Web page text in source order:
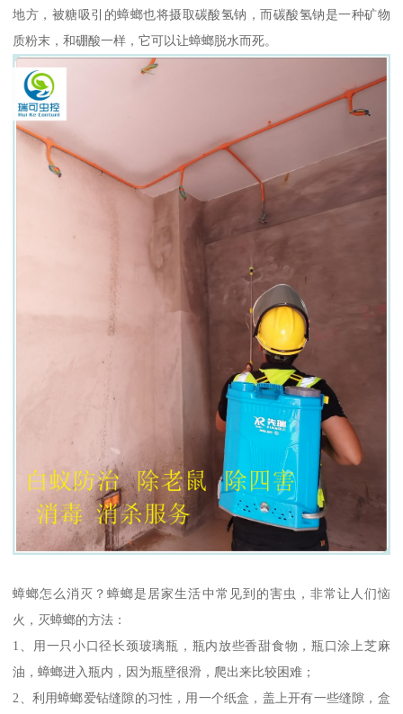
地方，被糖吸引的蟑螂也将摄取碳酸氢钠，而碳酸氢钠是一种矿物
质粉末，和硼酸一样，它可以让蟑螂脱水而死。
蟑螂怎么消灭？蟑螂是居家生活中常见到的害虫，非常让人们恼
火，灭蟑螂的方法：
1、用一只小口径长颈玻璃瓶，瓶内放些香甜食物，瓶口涂上芝麻
油，蟑螂进入瓶内，因为瓶壁很滑，爬出来比较困难；
2、利用蟑螂爱钻缝隙的习性，用一个纸盒，盖上开有一些缝隙，盒